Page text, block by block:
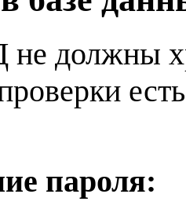
должны
пароля: